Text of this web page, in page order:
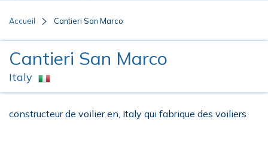
Accueil Cantieri San Marco
Cantieri San Marco
Italy
constructeur de voilier en, Italy qui fabrique des voiliers